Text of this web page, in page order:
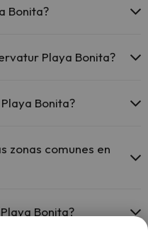
Bonita?
y otras instalaciones.
Playa Bonita?
Bonita?
zonas comunes en
Bonita?